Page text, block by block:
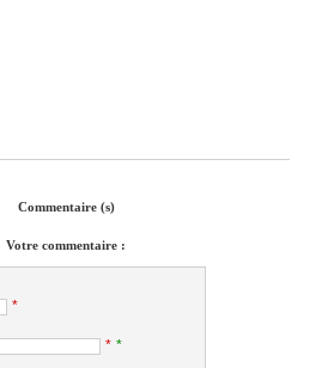
Commentaire (s)
Votre commentaire :
*
* *